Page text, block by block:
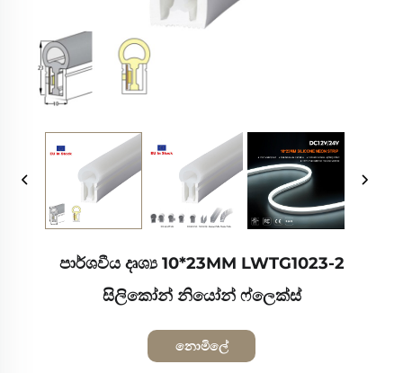
පාර්ශවීය දෘශ්‍ය 10*23MM LWTG1023-2
සිලිකෝන් නියෝන් ෆ්ලෙක්ස්
නොමිලේ